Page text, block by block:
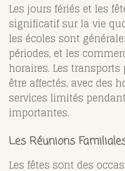
Les jours fériés et les
significatif sur la vie
les écoles sont
périodes, et les
horaires. Les
être affectés, avec des
services limités
importantes.
Les Réunions
Les fêtes sont des